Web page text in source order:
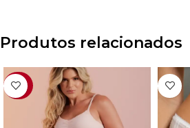
Produtos relacionados
-29%